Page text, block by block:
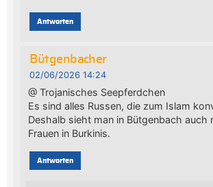
Antworten
Bütgenbacher
02/06/2026 14:24
@ Trojanisches Seepferdchen
Es sind alles Russen, die zum Islam
Deshalb sieht man in Bütgenbach auch
Frauen in Burkinis.
Antworten